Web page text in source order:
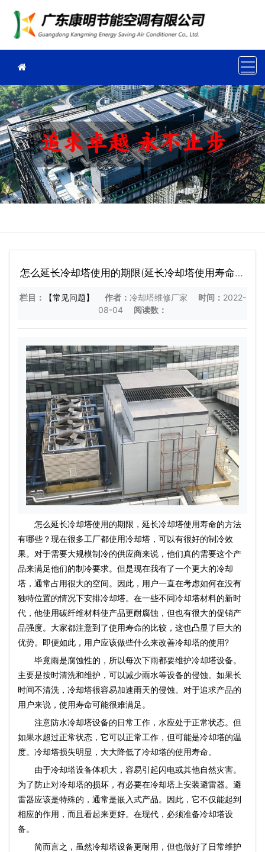
怎么延长冷却塔使用的期限(延长冷却塔使用寿命的
栏目： 【常见问题】 作者： 冷却塔维修厂家 时间： 2022-
08-04
阅读数：
怎么延长冷却塔使用的期限，延长冷却塔使用寿命的方法
有哪些？现在很多工厂都使用冷却塔，可以有很好的制冷效
果。对于需要大规模制冷的供应商来说，他们真的需要这个产
品来满足他们的制冷要求。但是现在我有了一个更大的冷却
塔，通常占用很大的空间。因此，用户一直在考虑如何在没有
独特位置的情况下安排冷却塔。在一些不同冷却塔材料的新时
代，他使用碳纤维材料使产品更耐腐蚀，但也有很大的促销产
品强度。大家都注意到了使用寿命的比较，这也凸显了巨大的
优势。即便如此，用户应该做些什么来改善冷却塔的使用?
毕竟雨是腐蚀性的，所以每次下雨都要维护冷却塔设备。
主要是按时清洗和维护，可以减少雨水等设备的侵蚀。如果长
时间不清洗，冷却塔很容易加速雨天的侵蚀。对于追求产品的
用户来说，使用寿命可能很难满足。
注意防水冷却塔设备的日常工作，水应处于正常状态。但
如果水超过正常状态，它可以正常工作，但可能是冷却塔的温
度。冷却塔损失明显，大大降低了冷却塔的使用寿命。
由于冷却塔设备体积大，容易引起闪电或其他自然灾害。
为了防止对冷却塔的损坏，有必要在冷却塔上安装避雷器。避
雷器应该是特殊的，通常是嵌入式产品。因此，它不仅能起到
相应的作用，而且看起来更好。在现代，必须准备冷却塔设
备。
简而言之，虽然冷却塔设备更耐用，但也做好了日常维护